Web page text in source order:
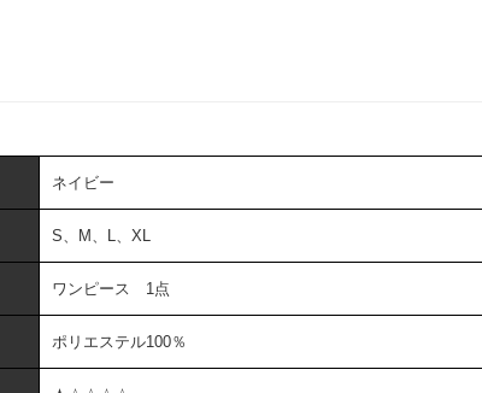
ネイビー
S、M、L、XL
ワンピース 1点
ポリエステル100％